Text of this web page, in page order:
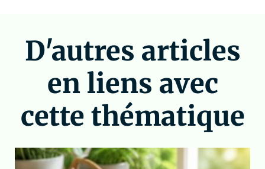
D'autres articles
en liens avec
cette thématique